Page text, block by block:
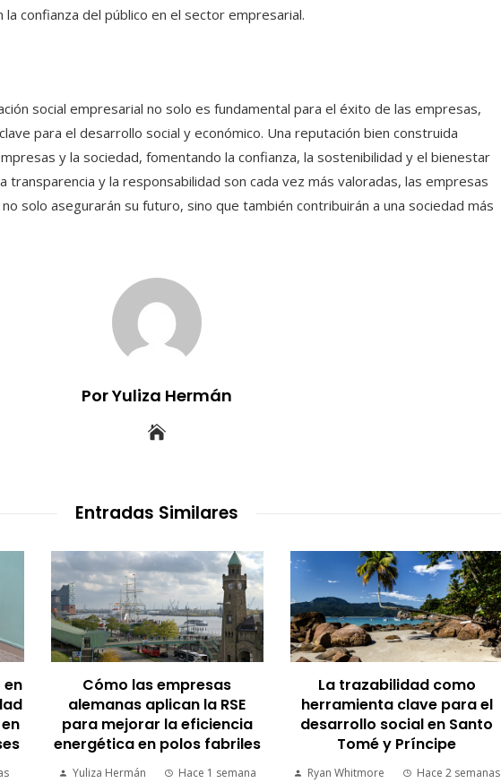
confianza del público en el sector empresarial.
social empresarial no solo es fundamental para el éxito de las empresas,
para el desarrollo social y económico. Una reputación bien construida
y la sociedad, fomentando la confianza, la sostenibilidad y el bienestar
transparencia y la responsabilidad son cada vez más valoradas, las empresas
solo asegurarán su futuro, sino que también contribuirán a una sociedad más
Por Yuliza Hermán
Entradas Similares
en
Cómo las empresas
alemanas aplican la RSE
para mejorar la eficiencia
energética en polos fabriles
Yuliza Hermán Hace 1 semana
La trazabilidad como
herramienta clave para el
desarrollo social en Santo
Tomé y Príncipe
Ryan Whitmore Hace 2 semanas